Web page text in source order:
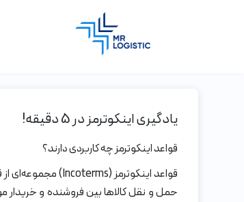
یادگیری اینکوترمز در 5 دقیقه!
قواعد اینکوترمز چه کاربردی دارند؟
حمل و نقل کالاها بین فروشنده و خریدار